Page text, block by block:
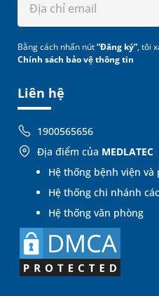
Liên hệ
1900565656
Địa điểm của MEDLATEC
Hệ thống bệnh viện và
Hệ thống chi nhánh
Hệ thống văn phòng
Bằng cách nhấn nút“Đăng ký”, tôi
Chính sách bảo vệ thông tin